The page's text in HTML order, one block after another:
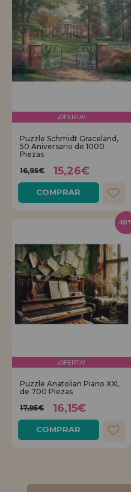
¡OFERTA!
Puzzle Schmidt Graceland,
50 Aniversario de 1000
Piezas
16,95€
15,26€
COMPRAR
¡OFERTA!
Puzzle Anatolian Piano XXL
de 700 Piezas
17,95€
16,15€
COMPRAR
-